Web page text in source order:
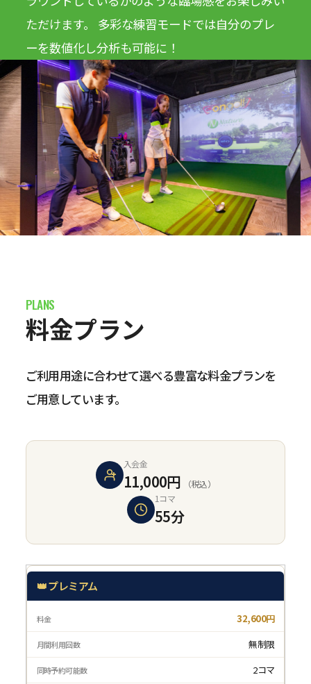
ただけます。 多彩な練習モードでは自分のプレ
ーを数値化し分析も可能に！
料金プラン
ご利用用途に合わせて選べる豊富な料金プランを
ご用意しています。
入会金
11,000円
（税込）
1コマ
55分
👑 プレミアム
32,600円
無制限
2コマ